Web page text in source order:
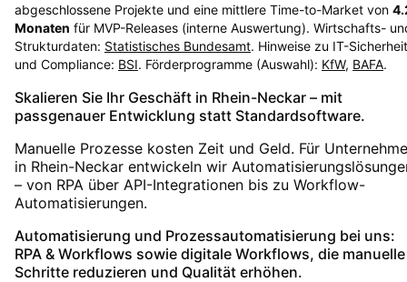
abgeschlossene Projekte und eine mittlere Time-to-Market von
Monaten für MVP-Releases (interne Auswertung). Wirtschafts-
Strukturdaten: Statistisches Bundesamt. Hinweise zu IT-Sicherheit
und Compliance: BSI. Förderprogramme (Auswahl): KfW, BAFA.
Skalieren Sie Ihr Geschäft in Rhein-Neckar – mit
passgenauer Entwicklung statt Standardsoftware.
Manuelle Prozesse kosten Zeit und Geld. Für
in Rhein-Neckar entwickeln wir
– von RPA über API-Integrationen bis zu Workflow-
Automatisierungen.
Automatisierung und Prozessautomatisierung bei uns:
RPA & Workflows sowie digitale Workflows, die manuelle
Schritte reduzieren und Qualität erhöhen.